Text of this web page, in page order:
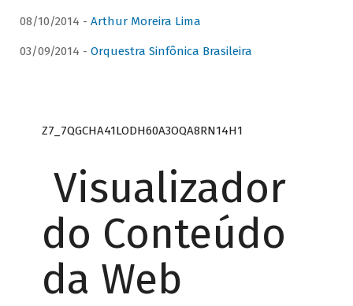
08/10/2014 - Arthur Moreira Lima
03/09/2014 - Orquestra Sinfônica Brasileira
Z7_7QGCHA41LODH60A3OQA8RN14H1
Visualizador
do Conteúdo
da Web